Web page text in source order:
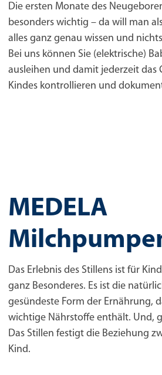
Die ersten Monate des
besonders wichtig – da will man
alles ganz genau wissen und
Bei uns können Sie (elektrische)
ausleihen und damit jederzeit das
Kindes kontrollieren und
MEDELA
Das Erlebnis des Stillens ist für
ganz Besonderes. Es ist die
gesündeste Form der Ernährung,
wichtige Nährstoffe enthält. Und,
Das Stillen festigt die Beziehung
Kind.